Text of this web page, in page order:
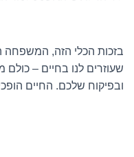
בזכות הכלי הזה,
שעוזרים לנו בחיים –
ובפיקוח שלכם. החיים